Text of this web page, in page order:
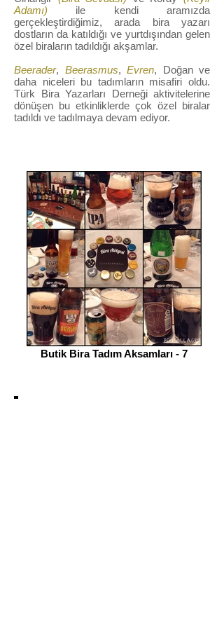
Adamı)
ile kendi aramızda
gerçekleştirdiğimiz, arada bira yazarı
dostların da katıldığı ve yurtdışından gelen
özel biraların tadıldığı akşamlar.
Beerader, Beerasmus, Evren, Doğan ve
daha niceleri bu tadımların misafiri oldu.
Türk Bira Yazarları Derneği aktivitelerine
dönüşen bu etkinliklerde çok özel biralar
tadıldı ve tadılmaya devam ediyor.
Butik Bira Tadım Aksamları - 7